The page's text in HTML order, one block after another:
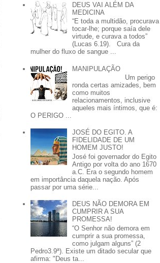
DEUS VAI ALÉM DA
MEDICINA
“E toda a multidão, procurava
tocar-lhe; porque saía dele
virtude, e curava a todos”
(Lucas 6.19). Cura da
mulher do fluxo de sangue ...
MANIPULAÇÃO
Um perigo
ronda certas amizades, bem
como muitos
relacionamentos, inclusive
aqueles mais íntimos, que é:
O PERIGO ...
JOSÉ DO EGITO. A
FIDELIDADE DE UM
HOMEM JUSTO!
José foi governador do Egito
Antigo por volta do ano 1670
a.C. Era o segundo homem
em importância daquela nação. Após
passar por uma série...
DEUS NÃO DEMORA EM
CUMPRIR A SUA
PROMESSA!
“O Senhor não demora em
cumprir a sua promessa,
como julgam alguns” (2
Pedro3.9ª). Existe um ditado secular que
afirma: "Deus ta...